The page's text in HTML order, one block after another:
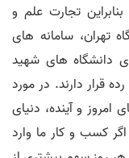
تجارت علم و
تهران، سامانه های
دانشگاه های شهید
قرار دارند. در مورد
و آینده، دنیای
کسب و کار ما وارد